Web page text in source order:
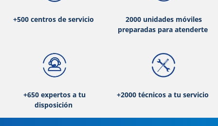
+500 centros de servicio
2000 unidades móviles
preparadas para atenderte
+650 expertos a tu
disposición
+2000 técnicos a tu servicio